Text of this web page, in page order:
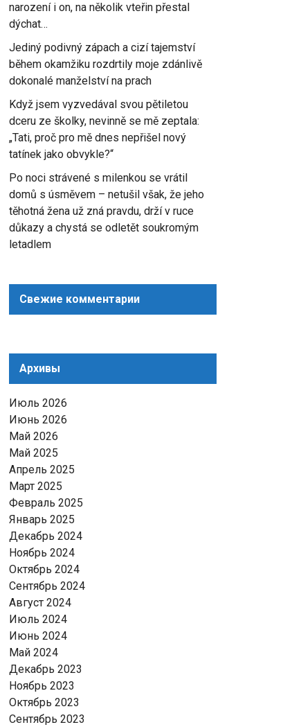
narození i on, na několik vteřin přestal
dýchat…
Jediný podivný zápach a cizí tajemství
během okamžiku rozdrtily moje zdánlivě
dokonalé manželství na prach
Když jsem vyzvedával svou pětiletou
dceru ze školky, nevinně se mě zeptala:
„Tati, proč pro mě dnes nepřišel nový
tatínek jako obvykle?“
Po noci strávené s milenkou se vrátil
domů s úsměvem – netušil však, že jeho
těhotná žena už zná pravdu, drží v ruce
důkazy a chystá se odletět soukromým
letadlem
Свежие комментарии
Архивы
Июль 2026
Июнь 2026
Май 2026
Май 2025
Апрель 2025
Март 2025
Февраль 2025
Январь 2025
Декабрь 2024
Ноябрь 2024
Октябрь 2024
Сентябрь 2024
Август 2024
Июль 2024
Июнь 2024
Май 2024
Декабрь 2023
Ноябрь 2023
Октябрь 2023
Сентябрь 2023